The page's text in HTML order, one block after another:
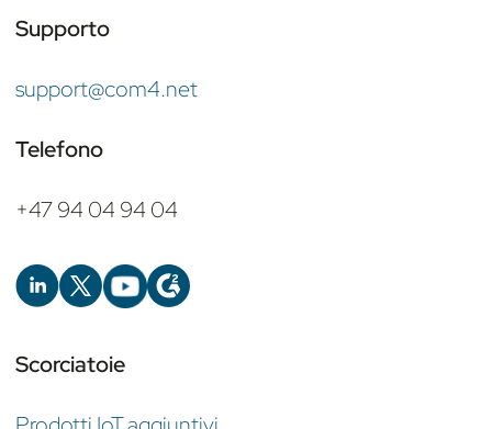
Supporto
support@com4.net
Telefono
+47 94 04 94 04
Scorciatoie